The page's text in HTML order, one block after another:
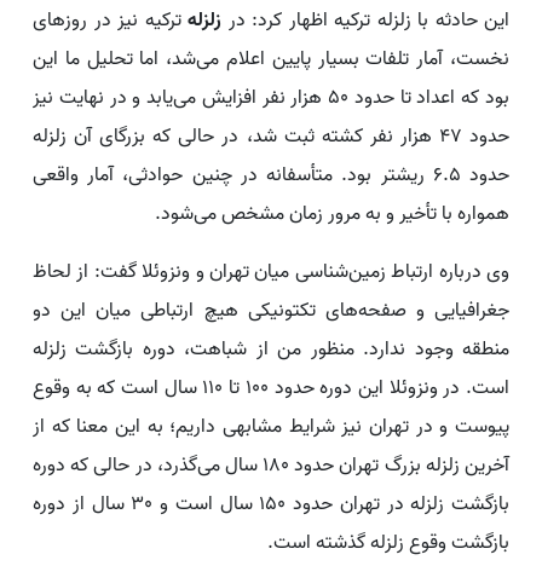
این حادثه با زلزله ترکیه اظهار کرد: در زلزلهترکیه نیز در روزهای
نخست، آمار تلفات بسیار پایین اعلام می‌شد، اما تحلیل ما این
بود که اعداد تا حدود 50 هزار نفر افزایش می‌یابد و در نهایت نیز
حدود 47 هزار نفر کشته ثبت شد، در حالی که بزرگای آن زلزله
حدود 6.5 ریشتر بود. متأسفانه در چنین حوادثی، آمار واقعی
همواره با تأخیر و به مرور زمان مشخص می‌شود.
وی درباره ارتباط زمین‌شناسی میان تهران و ونزوئلا گفت: از لحاظ
جغرافیایی و صفحه‌های تکتونیکی هیچ ارتباطی میان این دو
منطقه وجود ندارد. منظور من از شباهت، دوره بازگشت زلزله
است. در ونزوئلا این دوره حدود 100 تا 110 سال است که به وقوع
پیوست و در تهران نیز شرایط مشابهی داریم؛ به این معنا که از
آخرین زلزله بزرگ تهران حدود 180 سال می‌گذرد، در حالی که دوره
بازگشت زلزله در تهران حدود 150 سال است و 30 سال از دوره
بازگشت وقوع زلزله گذشته است.